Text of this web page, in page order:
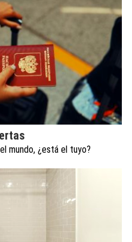
mundo, ¿está el tuyo?